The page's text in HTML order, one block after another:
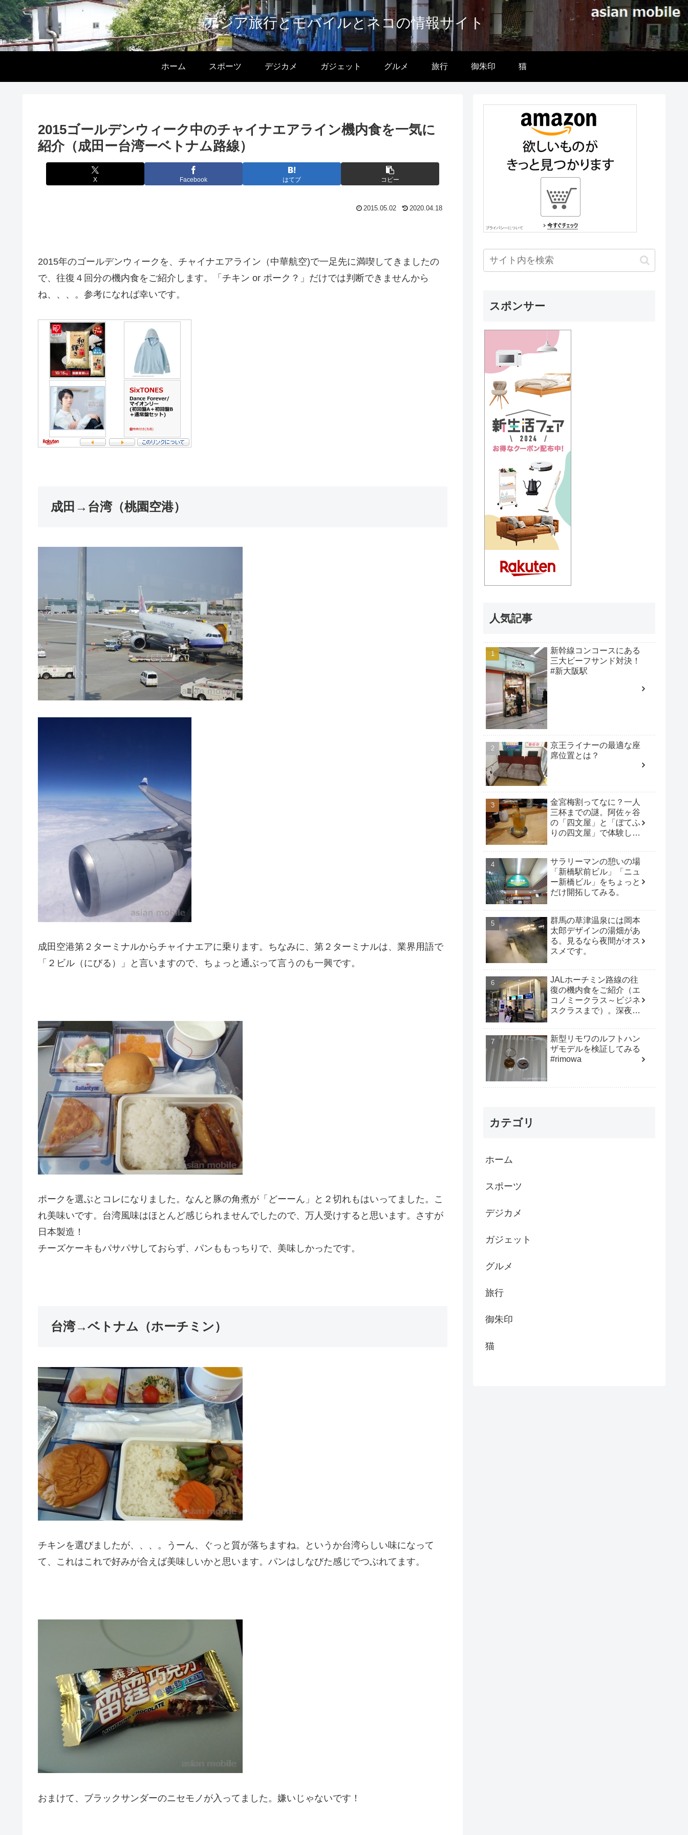
アジア旅行とモバイルとネコの情報サイト
ホーム スポーツ デジカメ ガジェット グルメ 旅行 御朱印 猫
2015ゴールデンウィーク中のチャイナエアライン機内食を一気に
紹介（成田ー台湾ーベトナム路線）
X Facebook はてブ コピー
2015.05.02 2020.04.18
2015年のゴールデンウィークを、チャイナエアライン（中華航空)で一足先に満喫してきましたの
で、往復４回分の機内食をご紹介します。「チキン or ポーク？」だけでは判断できませんから
ね、、、。参考になれば幸いです。
成田→台湾（桃園空港）
成田空港第２ターミナルからチャイナエアに乗ります。ちなみに、第２ターミナルは、業界用語で
「２ビル（にびる）」と言いますので、ちょっと通ぶって言うのも一興です。
ポークを選ぶとコレになりました。なんと豚の角煮が「どーーん」と２切れもはいってました。こ
れ美味いです。台湾風味はほとんど感じられませんでしたので、万人受けすると思います。さすが
日本製造！
チーズケーキもパサパサしておらず、パンももっちりで、美味しかったです。
台湾→ベトナム（ホーチミン）
チキンを選びましたが、、、。うーん、ぐっと質が落ちますね。というか台湾らしい味になって
て、これはこれで好みが合えば美味しいかと思います。パンはしなびた感じでつぶれてます。
おまけて、ブラックサンダーのニセモノが入ってました。嫌いじゃないです！
スポンサー
人気記事
新幹線コンコースにある
三大ビーフサンド対決！
#新大阪駅
京王ライナーの最適な座
席位置とは？
金宮梅割ってなに？一人
三杯までの謎。阿佐ヶ谷
の「四文屋」と「ぼてふ
りの四文屋」で体験して
サラリーマンの憩いの場
「新橋駅前ビル」「ニュ
ー新橋ビル」をちょっと
だけ開拓してみる。
群馬の草津温泉には岡本
太郎デザインの湯畑があ
る。見るなら夜間がオス
スメです。
JALホーチミン路線の往
復の機内食をご紹介（エ
コノミークラス～ビジネ
スクラスまで）。深夜便
新型リモワのルフトハン
ザモデルを検証してみる
#rimowa
カテゴリ
ホーム
スポーツ
デジカメ
ガジェット
グルメ
旅行
御朱印
猫